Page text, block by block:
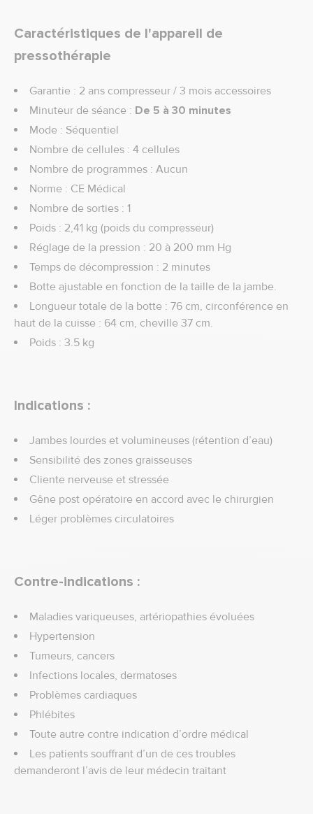
Caractéristiques de l'appareil de
pressothérapie
Garantie : 2 ans compresseur / 3 mois accessoires
Minuteur de séance : De 5 à 30 minutes
Mode : Séquentiel
Nombre de cellules : 4 cellules
Nombre de programmes : Aucun
Norme : CE Médical
Nombre de sorties : 1
Poids : 2,41 kg (poids du compresseur)
Réglage de la pression : 20 à 200 mm Hg
Temps de décompression : 2 minutes
Botte ajustable en fonction de la taille de la jambe.
Longueur totale de la botte : 76 cm, circonférence en
haut de la cuisse : 64 cm, cheville 37 cm.
Poids : 3.5 kg
Indications :
Jambes lourdes et volumineuses (rétention d’eau)
Sensibilité des zones graisseuses
Cliente nerveuse et stressée
Gêne post opératoire en accord avec le chirurgien
Léger problèmes circulatoires
Contre-indications :
Maladies variqueuses, artériopathies évoluées
Hypertension
Tumeurs, cancers
Infections locales, dermatoses
Problèmes cardiaques
Phlébites
Toute autre contre indication d’ordre médical
Les patients souffrant d’un de ces troubles
demanderont l’avis de leur médecin traitant